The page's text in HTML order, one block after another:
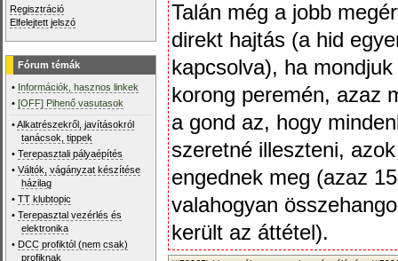
Regisztráció
Elfelejtett jelszó
Fórum témák
• Információk, hasznos linkek
•[OFF] Pihenő vasutasok
•Alkatrészekről, javításokról
tanácsok, tippek
•Terepasztali pályaépítés
•Váltók, vágányzat készítése
házilag
•TT klubtopic
•Terepasztal vezérlés és
elektronika
• DCC profiktól (nem csak)
profiknak
Talán még a jobb
direkt hajtás (a hid
kapcsolva), ha
korong peremén, azaz
a gond az, hogy
szeretné illeszteni,
engednek meg (azaz
valahogyan
került az áttétel).